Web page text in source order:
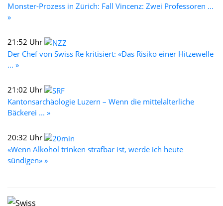
Monster-Prozess in Zürich: Fall Vincenz: Zwei Professoren ...
»
21:52 Uhr
Der Chef von Swiss Re kritisiert: «Das Risiko einer Hitzewelle
... »
21:02 Uhr
Kantonsarchäologie Luzern – Wenn die mittelalterliche
Bäckerei ... »
20:32 Uhr
«Wenn Alkohol trinken strafbar ist, werde ich heute
sündigen» »